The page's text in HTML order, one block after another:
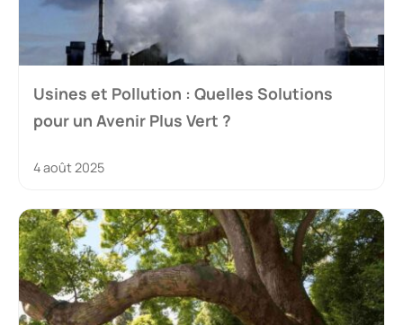
Usines et Pollution : Quelles Solutions
pour un Avenir Plus Vert ?
4 août 2025